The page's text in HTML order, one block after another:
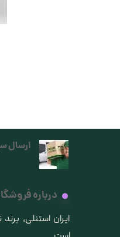
ارسال
درباره
​ایران استنلی،